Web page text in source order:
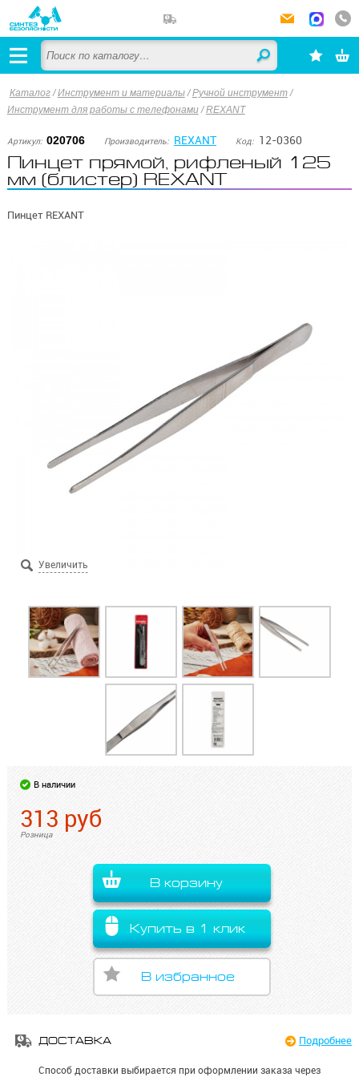
Каталог/Инструмент и материалы /Ручной инструмент /
Инструмент для работы с телефонами /REXANT
Артикул: 020706 Производитель: REXANT Код: 12-0360
Пинцет прямой, рифленый 125
мм (блистер) REXANT
Пинцет REXANT
В наличии
313 руб
Розница
В корзину
Купить в 1 клик
В избранное
ДОСТАВКА Подробнее
Способ доставки выбирается при оформлении заказа через